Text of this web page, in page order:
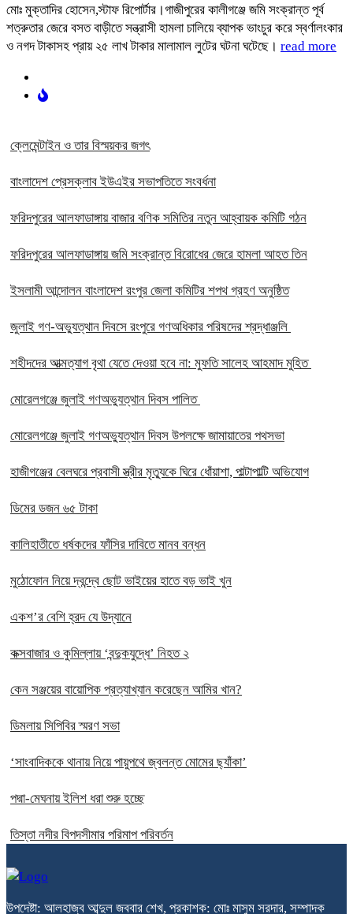
মোঃ মুক্তাদির হোসেন,স্টাফ রিপোর্টার।গাজীপুরের কালীগঞ্জে জমি সংক্রান্ত পূর্ব
শত্রুতার জেরে বসত বাড়ীতে সন্ত্রাসী হামলা চালিয়ে ব্যাপক ভাংচুর করে স্বর্ণালংকার
ও নগদ টাকাসহ প্রায় ২৫ লাখ টাকার মালামাল লুটের ঘটনা ঘটেছে। read more
ক্লেমেন্টাইন ও তার বিস্ময়কর জগৎ
বাংলাদেশ প্রেসক্লাব ইউএইর সভাপতিতে সংবর্ধনা
ফরিদপুরের আলফাডাঙ্গায় বাজার বণিক সমিতির নতুন আহ্বায়ক কমিটি গঠন
ফরিদপুরের আলফাডাঙ্গায় জমি সংক্রান্ত বিরোধের জেরে হামলা আহত তিন
ইসলামী আন্দোলন বাংলাদেশ রংপুর জেলা কমিটির শপথ গ্রহণ অনুষ্ঠিত
‎জুলাই গণ-অভ্যুত্থান দিবসে রংপুরে গণঅধিকার পরিষদের শ্রদ্ধাঞ্জলি ‎
‎শহীদদের আত্মত্যাগ বৃথা যেতে দেওয়া হবে না: মুফতি সালেহ আহমাদ মুহিত ‎
মোরেলগঞ্জে জুলাই গণঅভ্যুত্থান দিবস পালিত
মোরেলগঞ্জে জুলাই গণঅভ্যুত্থান দিবস উপলক্ষে জামায়াতের পথসভা
হাজীগঞ্জের বেলঘরে প্রবাসী স্ত্রীর মৃত্যুকে ঘিরে ধোঁয়াশা, পাল্টাপাল্টি অভিযোগ
ডিমের ডজন ৬৫ টাকা
কালিহাতীতে ধর্ষকদের ফাঁসির দাবিতে মানব বন্ধন
মুঠোফোন নিয়ে দ্বন্দ্বে ছোট ভাইয়ের হাতে বড় ভাই খুন
একশ’র বেশি হ্রদ যে উদ্যানে
কক্সবাজার ও কুমিল্লায় ‘বন্দুকযুদ্ধে’ নিহত ২
কেন সঞ্জয়ের বায়োপিক প্রত্যাখ্যান করেছেন আমির খান?
ডিমলায় সিপিবির স্মরণ সভা
‘সাংবাদিককে থানায় নিয়ে পায়ুপথে জ্বলন্ত মোমের ছ্যাঁকা’
পদ্মা-মেঘনায় ইলিশ ধরা শুরু হচ্ছে
তিস্তা নদীর বিপদসীমার পরিমাপ পরিবর্তন
উপদেষ্টা: আলহাজ্ব আব্দুল জববার শেখ, প্রকাশক: মোঃ মাসুম সরদার, সম্পাদক